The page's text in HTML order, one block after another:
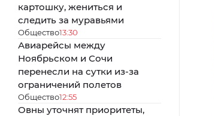
картошку, жениться и
следить за муравьями
Общество13:30
Авиарейсы между
Ноябрьском и Сочи
перенесли на сутки из-за
ограничений полетов
Общество12:55
Овны уточнят приоритеты,